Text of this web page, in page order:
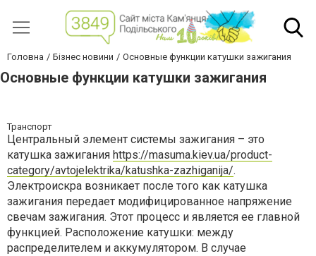
Головна Бізнес новини Основные функции катушки зажигания
Основные функции катушки зажигания
Транспорт
Центральный элемент системы зажигания – это
катушка зажигания https://masuma.kiev.ua/product-
category/avtojelektrika/katushka-zazhiganija/.
Электроискра возникает после того как катушка
зажигания передает модифицированное напряжение
свечам зажигания. Этот процесс и является ее главной
функцией. Расположение катушки: между
распределителем и аккумулятором. В случае